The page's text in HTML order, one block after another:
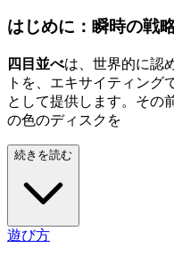
はじめに：瞬時の戦
四目並べは、世界的に認
トを、エキサイティング
として提供します。その
の色のディスクを
続きを読む
遊び方